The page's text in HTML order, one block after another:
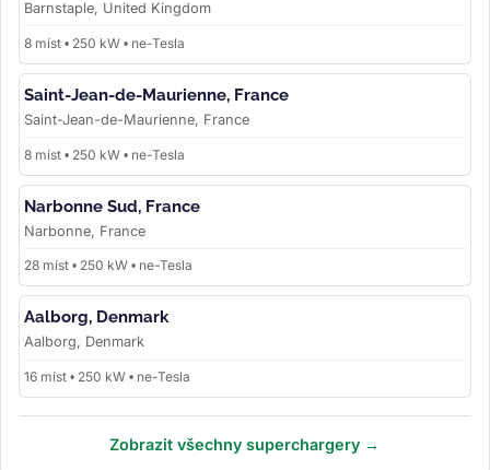
Barnstaple, United Kingdom
8 míst • 250 kW • ne-Tesla
Saint-Jean-de-Maurienne, France
Saint-Jean-de-Maurienne, France
8 míst • 250 kW • ne-Tesla
Narbonne Sud, France
Narbonne, France
28 míst • 250 kW • ne-Tesla
Aalborg, Denmark
Aalborg, Denmark
16 míst • 250 kW • ne-Tesla
Zobrazit všechny superchargery →